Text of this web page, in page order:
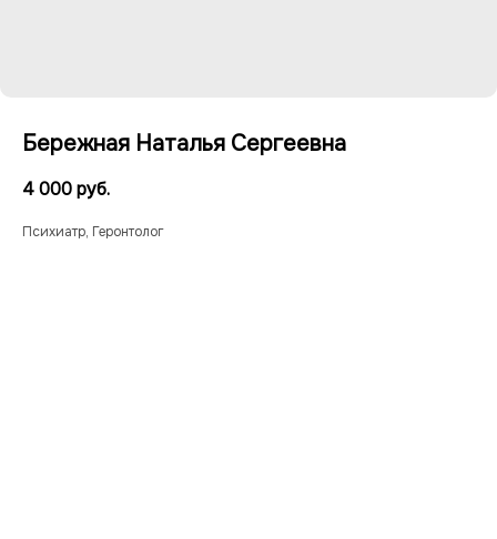
Бережная Наталья Сергеевна
4 000руб.
Психиатр, Геронтолог